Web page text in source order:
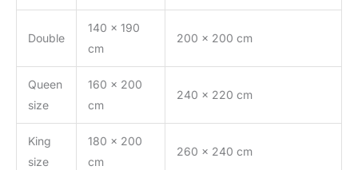
Double
140 x 190
cm
200 x 200 cm
Queen
size
160 x 200
cm
240 x 220 cm
King
size
180 x 200
cm
260 x 240 cm